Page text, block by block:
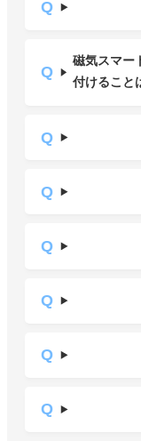
磁気スマー
付けること